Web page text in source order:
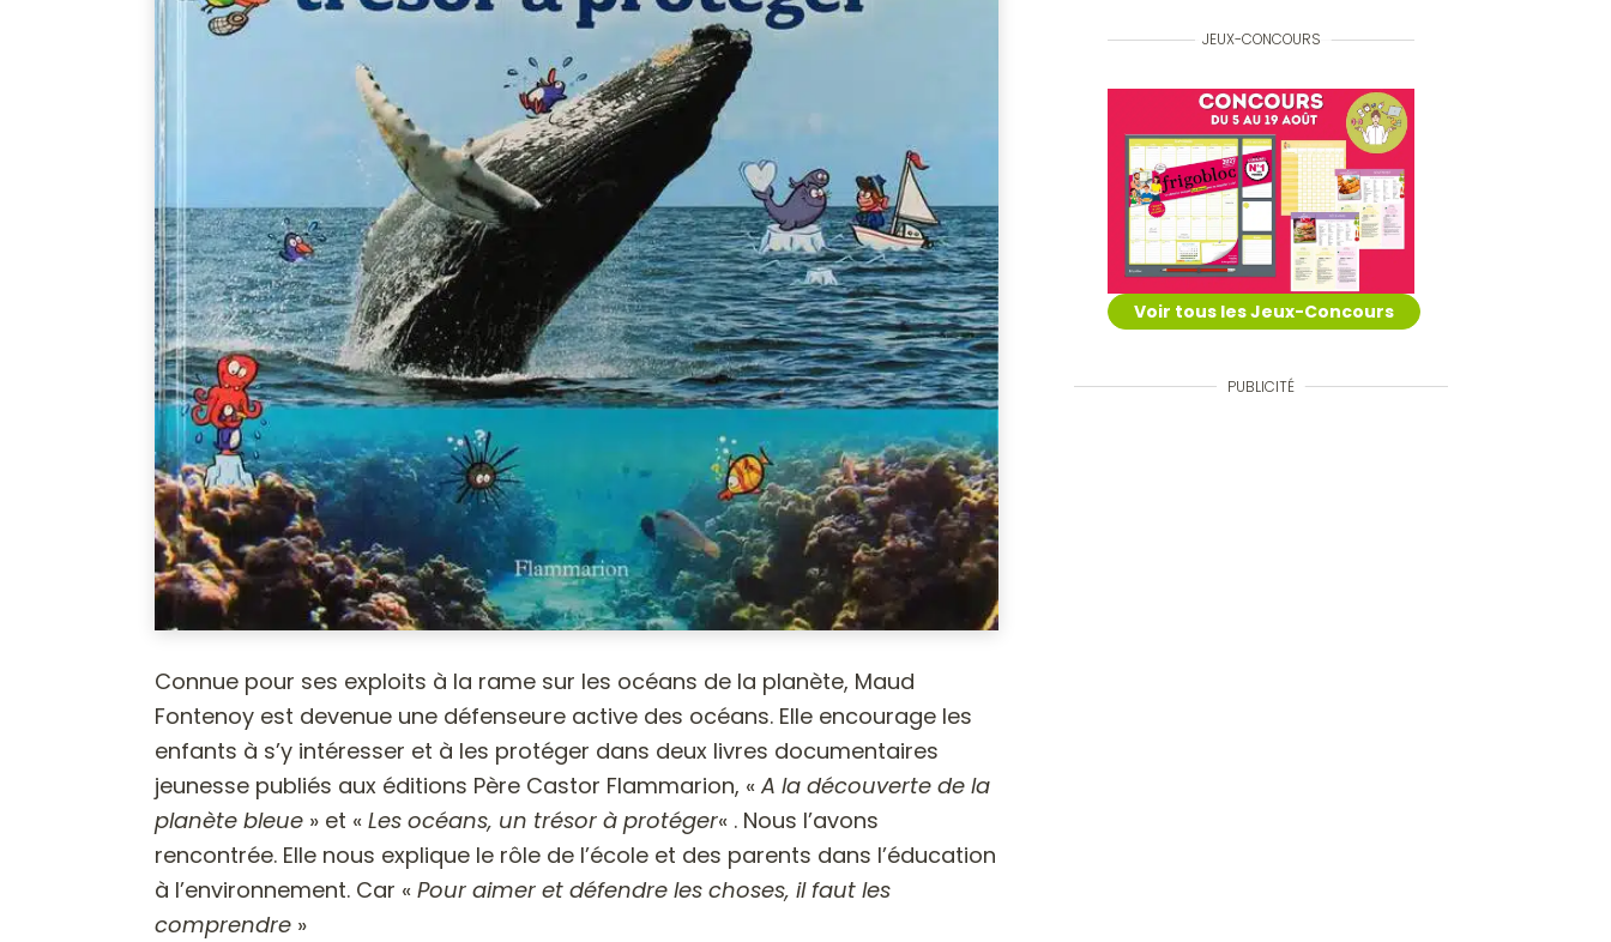
Connue pour ses exploits à la rame sur les océans de la planète, Maud
Fontenoy est devenue une défenseure active des océans. Elle encourage les
enfants à s’y intéresser et à les protéger dans deux livres documentaires
jeunesse publiés aux éditions Père Castor Flammarion, « A la découverte de la
planète bleue» et « Les océans, un trésor à protéger« . Nous l’avons
rencontrée. Elle nous explique le rôle de l’école et des parents dans l’éducation
à l’environnement. Car « Pour aimer et défendre les choses, il faut les
comprendre»
JEUX-CONCOURS
Voir tous les Jeux-Concours
PUBLICITÉ